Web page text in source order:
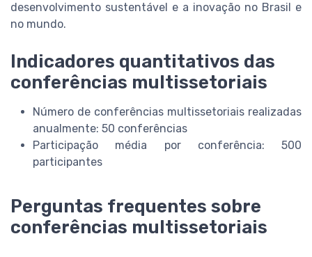
desenvolvimento sustentável e a inovação no Brasil e
no mundo.
Indicadores quantitativos das
conferências multissetoriais
Número de conferências multissetoriais realizadas
anualmente: 50 conferências
Participação média por conferência: 500
participantes
Perguntas frequentes sobre
conferências multissetoriais